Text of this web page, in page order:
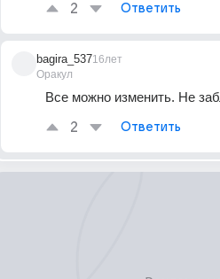
2 Ответить
bagira_537
Оракул
16лет
Все можно изменить. Не
2 Ответить